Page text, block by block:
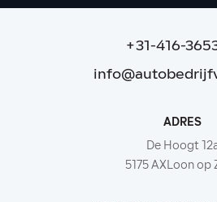
+31-416-
ADRES
De Hoogt
5175 AXLoon op